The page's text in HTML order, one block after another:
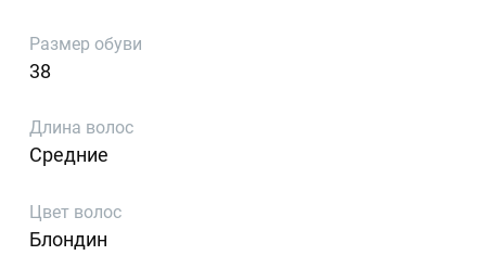
Размер обуви
38
Длина волос
Средние
Цвет волос
Блондин